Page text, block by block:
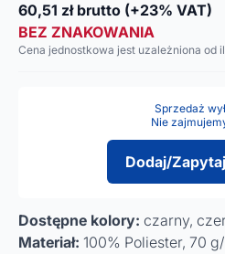
60,51 zł brutto (+23% VAT)
BEZ ZNAKOWANIA
Cena jednostkowa jest uzależniona
Sprzedaż
Nie
Dodaj/
Dostępne kolory: czarny,
Materiał: 100% Poliester, 70